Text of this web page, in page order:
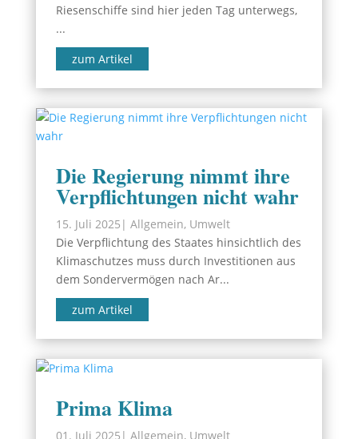
Riesenschiffe sind hier jeden Tag unterwegs,
...
zum Artikel
Die Regierung nimmt ihre
Verpflichtungen nicht wahr
15. Juli 2025 | Allgemein, Umwelt
Die Verpflichtung des Staates hinsichtlich des
Klimaschutzes muss durch Investitionen aus
dem Sondervermögen nach Ar...
zum Artikel
Prima Klima
01. Juli 2025 | Allgemein, Umwelt